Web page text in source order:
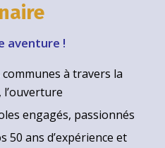
aventure !
à travers la
engagés, passionnés
50 ans d’expérience et